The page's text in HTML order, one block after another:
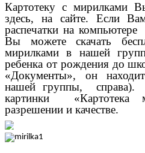
Картотеку с мирилками
здесь, на сайте. Если
распечатки на
Вы можете скачать
мирилками в нашей
ребенка от рождения до
«Документы», он
нашей группы,
картинки «Картотека
разрешении и качестве.